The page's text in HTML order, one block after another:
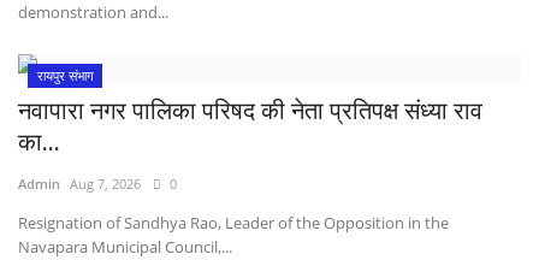
demonstration and...
रायपुर संभाग
नवापारा नगर पालिका परिषद की नेता प्रतिपक्ष संध्या राव
का...
Admin Aug 7, 2026 0
Resignation of Sandhya Rao, Leader of the Opposition in the
Navapara Municipal Council,...